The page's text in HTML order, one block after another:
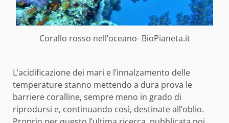
Corallo rosso nell’oceano- BioPianeta.it
L’acidificazione dei mari e l’innalzamento delle
temperature stanno mettendo a dura prova le
barriere coralline, sempre meno in grado di
riprodursi e, continuando così, destinate all’oblio.